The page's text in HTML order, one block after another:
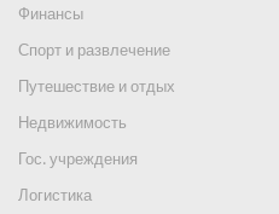
Финансы
Спорт и развлечение
Путешествие и отдых
Недвижимость
Гос. учреждения
Логистика